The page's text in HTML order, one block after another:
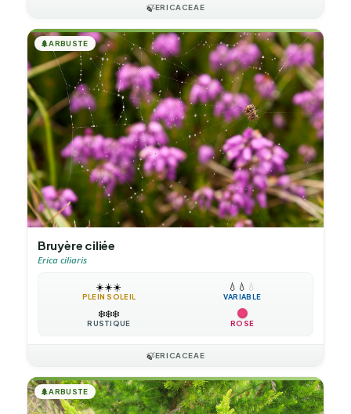
🍃ERICACEAE
🌲ARBUSTE
Bruyère ciliée
Erica ciliaris
☀️☀️☀️
PLEIN SOLEIL
💧 💧 💧
VARIABLE
❄️❄️❄️
RUSTIQUE ROSE
🍃ERICACEAE
🌲ARBUSTE